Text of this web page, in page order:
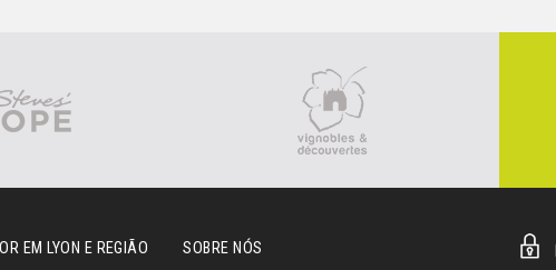
EM LYON E REGIÃO SOBRE NÓS